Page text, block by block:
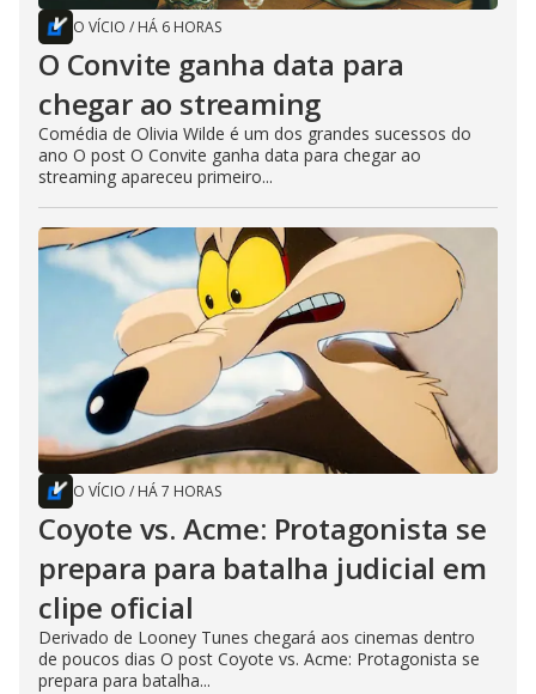
O VÍCIO / HÁ 6 HORAS
O Convite ganha data para
chegar ao streaming
Comédia de Olivia Wilde é um dos grandes sucessos do
ano O post O Convite ganha data para chegar ao
streaming apareceu primeiro...
O VÍCIO / HÁ 7 HORAS
Coyote vs. Acme: Protagonista se
prepara para batalha judicial em
clipe oficial
Derivado de Looney Tunes chegará aos cinemas dentro
de poucos dias O post Coyote vs. Acme: Protagonista se
prepara para batalha...